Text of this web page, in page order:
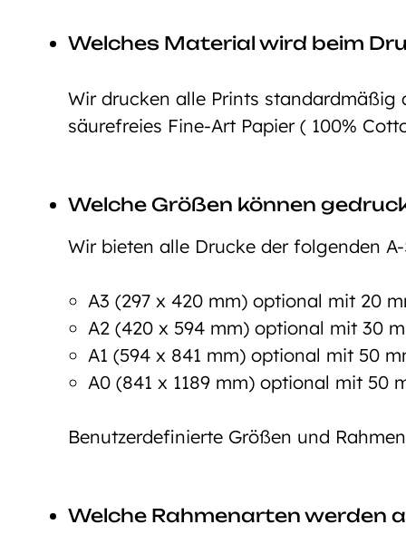
Welches Material wird beim
Wir drucken alle Prints standardmäßig
säurefreies Fine-Art Papier ( 100%
Welche Größen können
Wir bieten alle Drucke der folgenden
A3 (297 x 420 mm) optional mit 20
A2 (420 x 594 mm) optional mit 30
A1 (594 x 841 mm) optional mit 50
A0 (841 x 1189 mm) optional mit 50
Benutzerdefinierte Größen und
Welche Rahmenarten werden